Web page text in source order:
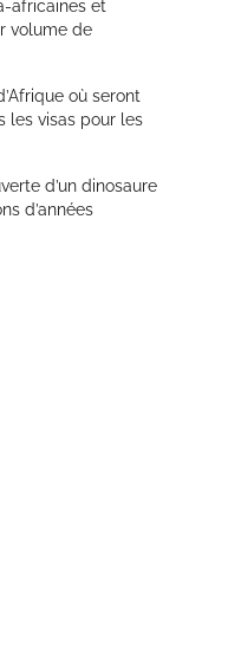
africaines et
volume de
où seront
les visas pour les
d’un dinosaure
d’années